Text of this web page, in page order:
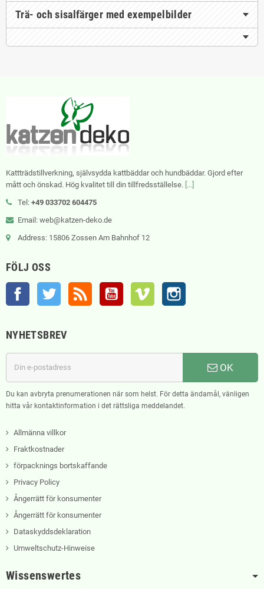
Trä- och sisalfärger med exempelbilder
Kattträdstillverkning, självsydda kattbäddar och hundbäddar. Gjord efter
mått och önskad. Hög kvalitet till din tillfredsställelse. [...]
Tel: +49 033702 604475
Email: web@katzen-deko.de
Address: 15806 Zossen Am Bahnhof 12
FÖLJ OSS
Facebook Twitter RSS YouTube Vimeo
NYHETSBREV
OK
Du kan avbryta prenumerationen när som helst. För detta ändamål, vänligen
hitta vår kontaktinformation i det rättsliga meddelandet.
Allmänna villkor
Fraktkostnader
förpacknings bortskaffande
Privacy Policy
Ångerrätt för konsumenter
Ångerrätt för konsumenter
Dataskyddsdeklaration
Umweltschutz-Hinweise
Wissenswertes